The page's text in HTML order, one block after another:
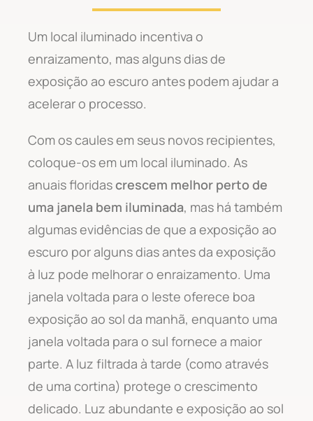
Um local iluminado incentiva o
enraizamento, mas alguns dias de
exposição ao escuro antes podem ajudar a
acelerar o processo.
Com os caules em seus novos recipientes,
coloque-os em um local iluminado. As
anuais floridascrescem melhor perto de
uma janela bem iluminada, mas há também
algumas evidências de que a exposição ao
escuro por alguns dias antes da exposição
à luz pode melhorar o enraizamento. Uma
janela voltada para o leste oferece boa
exposição ao sol da manhã, enquanto uma
janela voltada para o sul fornece a maior
parte. A luz filtrada à tarde (como através
de uma cortina) protege o crescimento
delicado. Luz abundante e exposição ao sol